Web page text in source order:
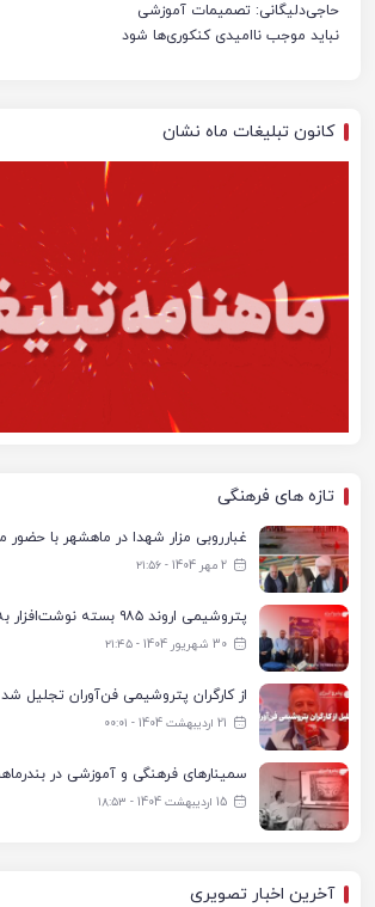
حاجی‌دلیگانی: تصمیمات آموزشی
نباید موجب ناامیدی کنکوری‌ها شود
کانون تبلیغات ماه نشان
تازه های فرهنگی
2 مهر 1404 - ۲۱:۵۶
30 شهریور 1404 - ۲۱:۴۵
از کارگران پتروشیمی فن‌آوران تجلیل شد
21 اردیبهشت 1404 - ۰۰:۰۱
15 اردیبهشت 1404 - ۱۸:۵۳
آخرین اخبار تصویری